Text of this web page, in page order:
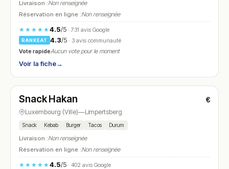
Livraison :Non renseignée
Réservation en ligne :Non renseignée
★★★★★4.5/5· 731 avis Google
RANKEAT 4.3/5 · 3 avis communauté
Vote rapideAucun vote pour le moment
Voir la fiche→
N° 12
Snack Hakan €
Luxembourg (Ville)—Limpertsberg
Snack Kebab Burger Tacos Durum
Livraison :Non renseignée
Réservation en ligne :Non renseignée
★★★★★4.5/5· 402 avis Google